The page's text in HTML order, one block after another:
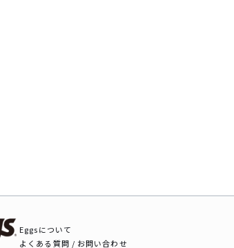
Eggsについて
よくある質問 / お問い合わせ